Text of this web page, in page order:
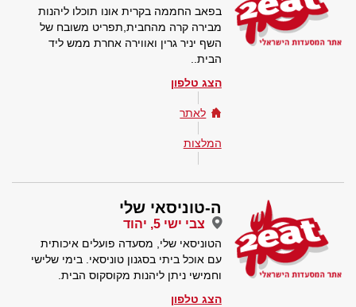
בפאב החממה בקרית אונו תוכלו ליהנות
מבירה קרה מהחבית,תפריט משובח של
השף יניר גרין ואווירה אחרת ממש ליד
הבית..
הצג טלפון
לאתר
המלצות
ה-טוניסאי שלי
צבי ישי 5, יהוד
הטוניסאי שלי, מסעדה פועלים איכותית
עם אוכל ביתי בסגנון טוניסאי. בימי שלישי
וחמישי ניתן ליהנות מקוסקוס הבית.
הצג טלפון